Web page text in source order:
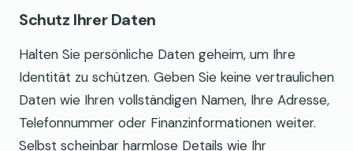
Schutz Ihrer Daten
Halten Sie persönliche Daten geheim, um Ihre
Identität zu schützen. Geben Sie keine vertraulichen
Daten wie Ihren vollständigen Namen, Ihre Adresse,
Telefonnummer oder Finanzinformationen weiter.
Selbst scheinbar harmlose Details wie Ihr